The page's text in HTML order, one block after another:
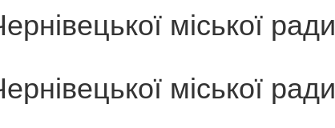
міської ради
міської ради